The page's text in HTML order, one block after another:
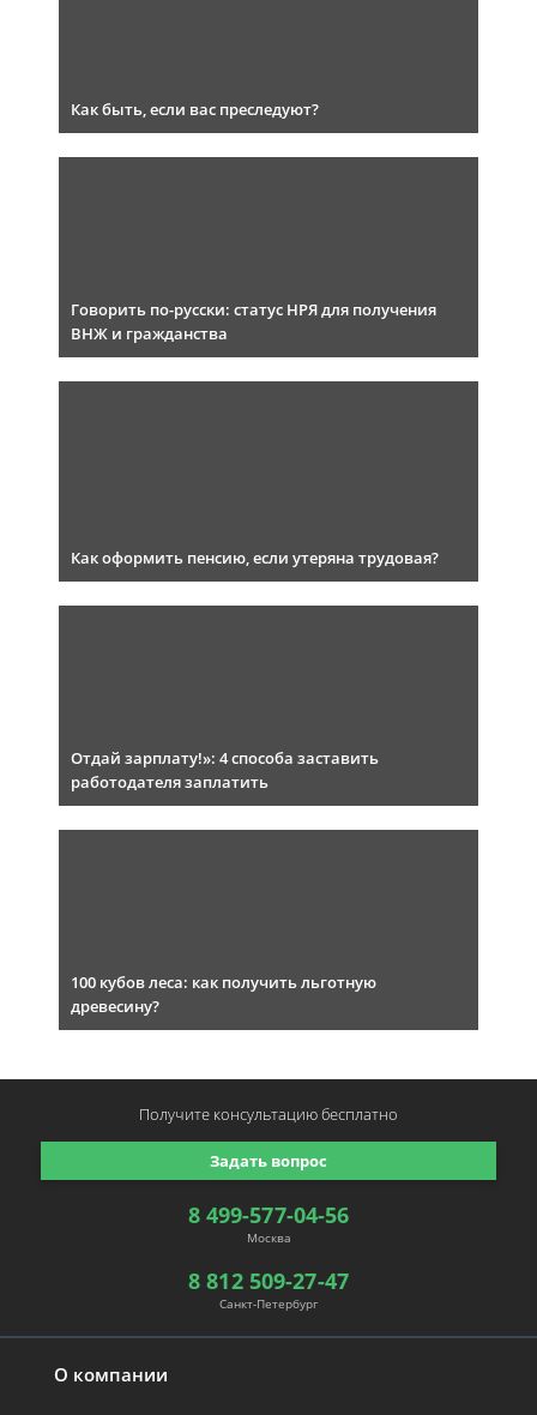
Как быть, если вас преследуют?
Говорить по-русски: статус НРЯ для получения
ВНЖ и гражданства
Как оформить пенсию, если утеряна трудовая?
Отдай зарплату!»: 4 способа заставить
работодателя заплатить
100 кубов леса: как получить льготную
древесину?
О компании
8 499-577-04-56
Москва
8 812 509-27-47
Санкт-Петербург
Задать вопрос
Получите консультациюбесплатно